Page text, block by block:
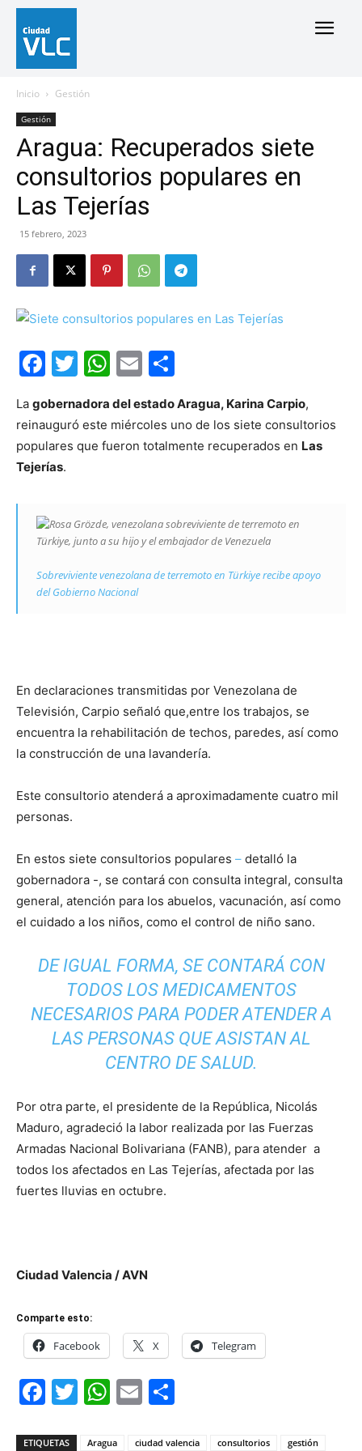
Inicio Gestión
Gestión
Aragua: Recuperados siete
consultorios populares en
Las Tejerías
15 febrero, 2023
Facebook
Twitter
WhatsApp
Email
La gobernadora del estado Aragua, Karina Carpio,
reinauguró este miércoles uno de los siete consultorios
populares que fueron totalmente recuperados en Las
Tejerías.
Sobreviviente venezolana de terremoto en Türkiye recibe apoyo
del Gobierno Nacional
En declaraciones transmitidas por Venezolana de
Televisión, Carpio señaló que,entre los trabajos, se
encuentra la rehabilitación de techos, paredes, así como
la construcción de una lavandería.
Este consultorio atenderá a aproximadamente cuatro mil
personas.
En estos siete consultorios populares – detalló la
gobernadora -, se contará con consulta integral, consulta
general, atención para los abuelos, vacunación, así como
el cuidado a los niños, como el control de niño sano.
DE IGUAL FORMA, SE CONTARÁ CON
TODOS LOS MEDICAMENTOS
NECESARIOS PARA PODER ATENDER A
LAS PERSONAS QUE ASISTAN AL
CENTRO DE SALUD.
Por otra parte, el presidente de la República, Nicolás
Maduro, agradeció la labor realizada por las Fuerzas
Armadas Nacional Bolivariana (FANB), para atender a
todos los afectados en Las Tejerías, afectada por las
fuertes lluvias en octubre.
Ciudad Valencia / AVN
Comparte esto:
Facebook X Telegram
Facebook
Twitter
WhatsApp
Email
ETIQUETAS Aragua ciudad valencia consultorios gestión